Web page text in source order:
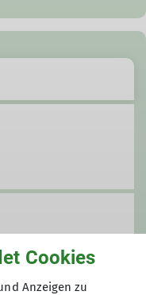
Cookies
Anzeigen zu